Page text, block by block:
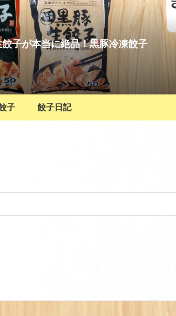
子が本当に絶品！黒豚冷凍餃子
子 餃子日記